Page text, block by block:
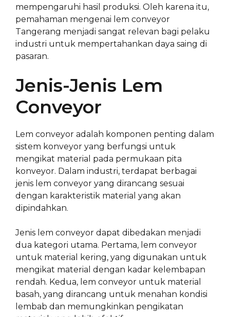
mempengaruhi hasil produksi. Oleh karena itu,
pemahaman mengenai lem conveyor
Tangerang menjadi sangat relevan bagi pelaku
industri untuk mempertahankan daya saing di
pasaran.
Jenis-Jenis Lem
Conveyor
Lem conveyor adalah komponen penting dalam
sistem konveyor yang berfungsi untuk
mengikat material pada permukaan pita
konveyor. Dalam industri, terdapat berbagai
jenis lem conveyor yang dirancang sesuai
dengan karakteristik material yang akan
dipindahkan.
Jenis lem conveyor dapat dibedakan menjadi
dua kategori utama. Pertama, lem conveyor
untuk material kering, yang digunakan untuk
mengikat material dengan kadar kelembapan
rendah. Kedua, lem conveyor untuk material
basah, yang dirancang untuk menahan kondisi
lembab dan memungkinkan pengikatan